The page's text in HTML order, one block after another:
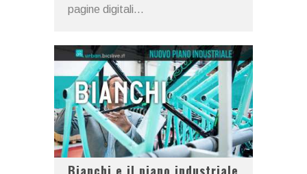
pagine digitali...
Bianchi e il piano industriale